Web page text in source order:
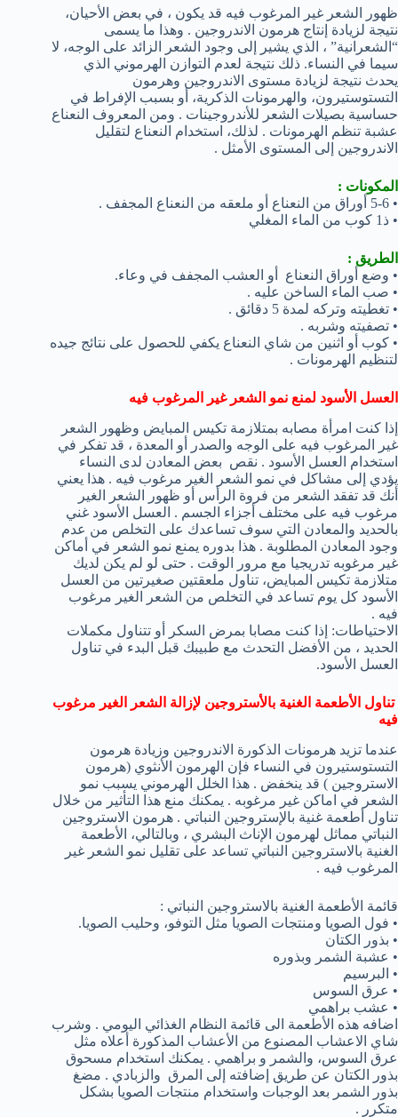
ظهور الشعر غير المرغوب فيه قد يكون ، في بعض الأحيان،
نتيجة لزيادة إنتاج هرمون الاندروجين . وهذا ما يسمى
“الشعرانية” ، الذي يشير إلى وجود الشعر الزائد على الوجه، لا
سيما في النساء. ذلك نتيجة لعدم التوازن الهرموني الذي
يحدث نتيجة لزيادة مستوى الاندروجين وهرمون
التستوستيرون، والهرمونات الذكرية، أو بسبب الإفراط في
حساسية بصيلات الشعر للأندروجينات . ومن المعروف النعناع
عشبة تنظم الهرمونات . لذلك، استخدام النعناع لتقليل
الاندروجين إلى المستوى الأمثل .
المكونات :
• 5-6 أوراق من النعناع أو ملعقه من النعناع المجفف .
• ذ1 كوب من الماء المغلي
الطريق :
• وضع أوراق النعناع أو العشب المجفف في وعاء.
• صب الماء الساخن عليه .
• تغطيته وتركه لمدة 5 دقائق .
• تصفيته وشربه .
• كوب أو اثنين من شاي النعناع يكفي للحصول على نتائج جيده
لتنظيم الهرمونات .
العسل الأسود لمنع نمو الشعر غير المرغوب فيه
إذا كنت امرأة مصابه بمتلازمة تكيس المبايض وظهور الشعر
غير المرغوب فيه على الوجه والصدر أو المعدة ، قد تفكر في
استخدام العسل الأسود . نقص بعض المعادن لدى النساء
يؤدي إلى مشاكل في نمو الشعر الغير مرغوب فيه . هذا يعني
أنك قد تفقد الشعر من فروة الرأس أو ظهور الشعر الغير
مرغوب فيه على مختلف أجزاء الجسم . العسل الأسود غني
بالحديد والمعادن التي سوف تساعدك على التخلص من عدم
وجود المعادن المطلوبة . هذا بدوره يمنع نمو الشعر في أماكن
غير مرغوبه تدريجيا مع مرور الوقت . حتى لو لم يكن لديك
متلازمة تكيس المبايض، تناول ملعقتين صغيرتين من العسل
الأسود كل يوم تساعد في التخلص من الشعر الغير مرغوب
فيه .
الاحتياطات: إذا كنت مصابا بمرض السكر أو تتناول مكملات
الحديد ، من الأفضل التحدث مع طبيبك قبل البدء في تناول
العسل الأسود.
تناول الأطعمة الغنية بالأستروجين لإزالة الشعر الغير مرغوب
فيه
عندما تزيد هرمونات الذكورة الاندروجين وزيادة هرمون
التستوستيرون في النساء فإن الهرمون الأنثوي (هرمون
الاستروجين ) قد ينخفض . هذا الخلل الهرموني يسبب نمو
الشعر في اماكن غير مرغوبه . يمكنك منع هذا التأثير من خلال
تناول أطعمة غنية بالإستروجين النباتي . هرمون الاستروجين
النباتي مماثل لهرمون الإناث البشري ، وبالتالي، الأطعمة
الغنية بالاستروجين النباتي تساعد على تقليل نمو الشعر غير
المرغوب فيه .
قائمة الأطعمة الغنية بالاستروجين النباتي :
• فول الصويا ومنتجات الصويا مثل التوفو، وحليب الصويا.
• بذور الكتان
• عشبة الشمر وبذوره
• البرسيم
• عرق السوس
• عشب براهمي
اضافه هذه الأطعمة الى قائمة النظام الغذائي اليومي . وشرب
شاي الاعشاب المصنوع من الأعشاب المذكورة أعلاه مثل
عرق السوس، والشمر و براهمي . يمكنك استخدام مسحوق
بذور الكتان عن طريق إضافته إلى المرق والزبادي . مضغ
بذور الشمر بعد الوجبات واستخدام منتجات الصويا بشكل
متكرر .